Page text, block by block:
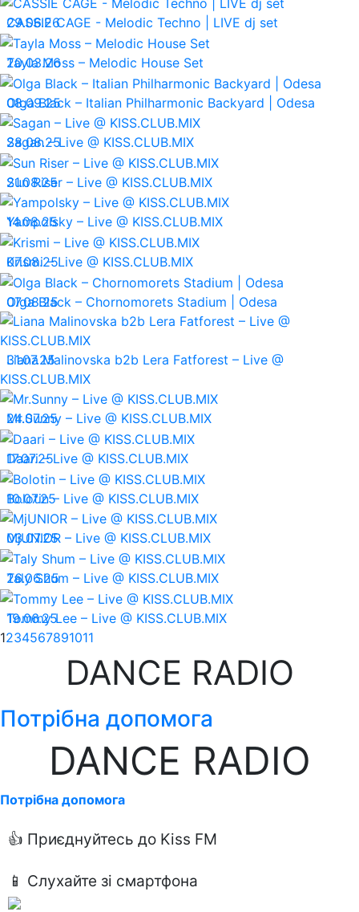
29.06.26
CASSIE CAGE - Melodic Techno | LIVE dj set
20.03.26
Tayla Moss – Melodic House Set
08.09.25
Olga Black – Italian Philharmonic Backyard | Odesa
28.08.25
Sagan – Live @ KISS.CLUB.MIX
21.08.25
Sun Riser – Live @ KISS.CLUB.MIX
14.08.25
Yampolsky – Live @ KISS.CLUB.MIX
07.08.25
Krismi – Live @ KISS.CLUB.MIX
07.08.25
Olga Black – Chornomorets Stadium | Odesa
31.07.25
Liana Malinovska b2b Lera Fatforest – Live @
KISS.CLUB.MIX
24.07.25
Mr.Sunny – Live @ KISS.CLUB.MIX
17.07.25
Daari – Live @ KISS.CLUB.MIX
10.07.25
Bolotin – Live @ KISS.CLUB.MIX
03.07.25
MjUNIOR – Live @ KISS.CLUB.MIX
26.06.25
Taly Shum – Live @ KISS.CLUB.MIX
19.06.25
Tommy Lee – Live @ KISS.CLUB.MIX
1234567891011
DANCE RADIO
Потрібна допомога
DANCE RADIO
Потрібна допомога
👍 Приєднуйтесь до Kiss FM
📱 Слухайте зі смартфона